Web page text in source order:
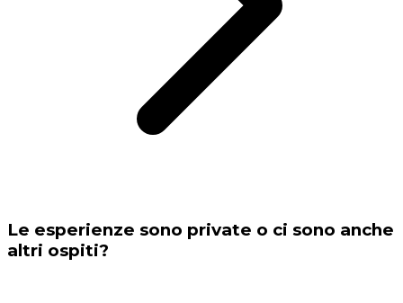
Le esperienze sono private o ci sono anche
altri ospiti?